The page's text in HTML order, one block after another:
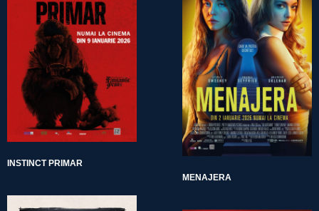
INSTINCT PRIMAR
MENAJERA